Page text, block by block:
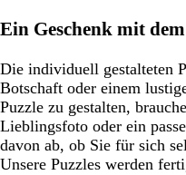
Ein Geschenk mit
Die individuell gestalteten
Botschaft oder einem
Puzzle zu gestalten,
Lieblingsfoto oder ein
davon ab, ob Sie für sich
Unsere Puzzles werden